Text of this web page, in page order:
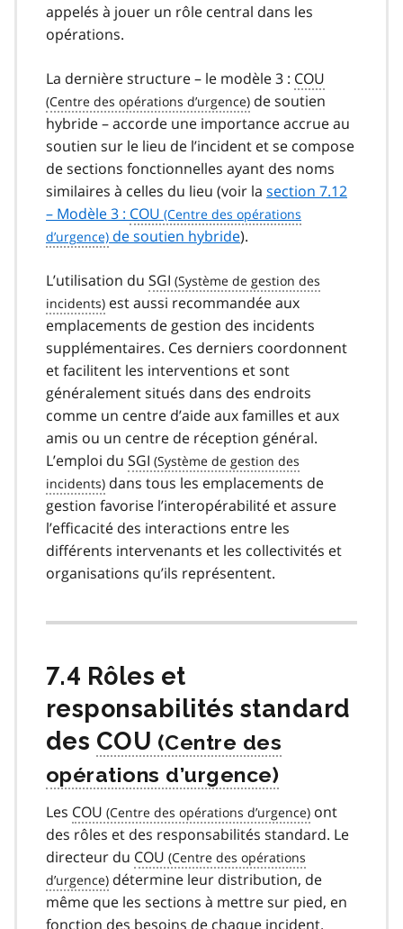
appelés à jouer un rôle central dans les
opérations.
La dernière structure – le modèle 3 : COU
de soutien
hybride – accorde une importance accrue au
soutien sur le lieu de l’incident et se compose
de sections fonctionnelles ayant des noms
similaires à celles du lieu (voir la section 7.12
– Modèle 3 : COU
de soutien hybride).
L’utilisation du SGI
est aussi recommandée aux
emplacements de gestion des incidents
supplémentaires. Ces derniers coordonnent
et facilitent les interventions et sont
généralement situés dans des endroits
comme un centre d’aide aux familles et aux
amis ou un centre de réception général.
L’emploi du SGI
dans tous les emplacements de
gestion favorise l’interopérabilité et assure
l’efficacité des interactions entre les
différents intervenants et les collectivités et
organisations qu’ils représentent.
7.4 Rôles et
responsabilités standard
des COU
Les COU
ont
des rôles et des responsabilités standard. Le
directeur du COU
détermine leur distribution, de
même que les sections à mettre sur pied, en
fonction des besoins de chaque incident.